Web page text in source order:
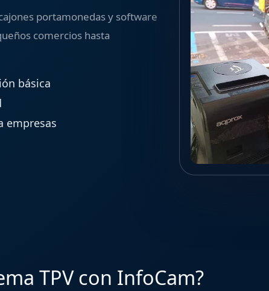
portamonedas y software
comercios hasta
básica
empresas
TPV con InfoCam?